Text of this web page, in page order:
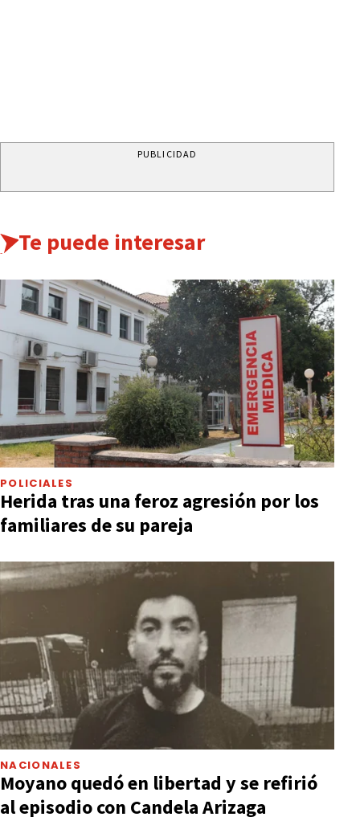
PUBLICIDAD
Te puede interesar
POLICIALES
Herida tras una feroz agresión por los
familiares de su pareja
NACIONALES
Moyano quedó en libertad y se refirió
al episodio con Candela Arizaga